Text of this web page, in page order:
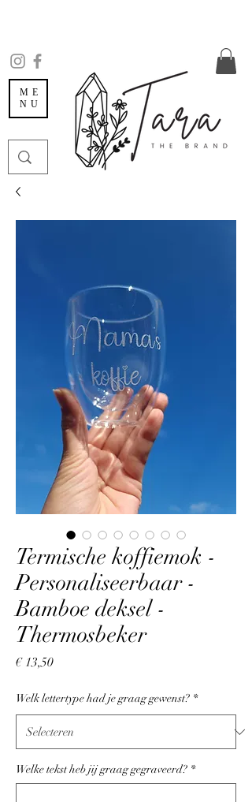
ME
NU
Termische koffiemok -
Personaliseerbaar -
Bamboe deksel -
Thermosbeker
€ 13,50Prijs
Welk lettertype had je graag gewenst? *
Welke tekst heb jij graag gegraveerd? *